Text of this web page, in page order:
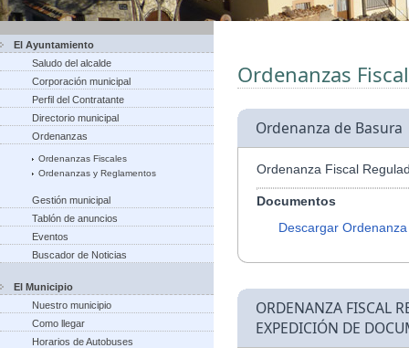
El Ayuntamiento
Saludo del alcalde
Corporación municipal
Perfil del Contratante
Directorio municipal
Ordenanzas
Ordenanzas Fiscales
Ordenanzas y Reglamentos
Gestión municipal
Tablón de anuncios
Eventos
Buscador de Noticias
El Municipio
Nuestro municipio
Como llegar
Horarios de Autobuses
Ordenanzas
Ordenanza de Basura
Ordenanza Fiscal
Documentos
Descargar Ordenanza
ORDENANZA FISCAL
EXPEDICIÓN DE